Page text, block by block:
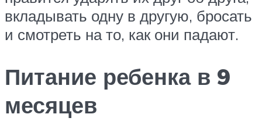
вкладывать одну в другую, бросать
и смотреть на то, как они падают.
Питание ребенка в 9
месяцев